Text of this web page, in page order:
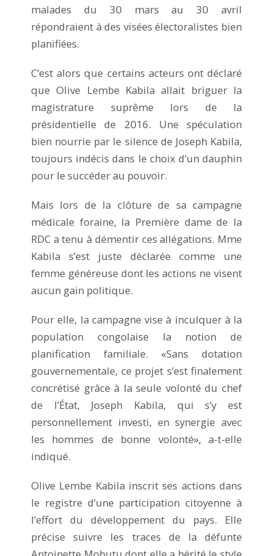
malades du 30 mars au 30 avril
répondraient à des visées électoralistes bien
planifiées.
C’est alors que certains acteurs ont déclaré
que Olive Lembe Kabila allait briguer la
magistrature suprême lors de la
présidentielle de 2016. Une spéculation
bien nourrie par le silence de Joseph Kabila,
toujours indécis dans le choix d’un dauphin
pour le succéder au pouvoir.
Mais lors de la clôture de sa campagne
médicale foraine, la Première dame de la
RDC a tenu à démentir ces allégations. Mme
Kabila s’est juste déclarée comme une
femme généreuse dont les actions ne visent
aucun gain politique.
Pour elle, la campagne vise à inculquer à la
population congolaise la notion de
planification familiale. «Sans dotation
gouvernementale, ce projet s’est finalement
concrétisé grâce à la seule volonté du chef
de l’État, Joseph Kabila, qui s’y est
personnellement investi, en synergie avec
les hommes de bonne volonté», a-t-elle
indiqué.
Olive Lembe Kabila inscrit ses actions dans
le registre d’une participation citoyenne à
l’effort du développement du pays. Elle
précise suivre les traces de la défunte